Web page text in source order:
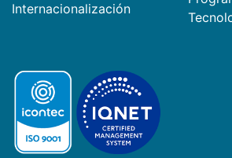
Internacionalización